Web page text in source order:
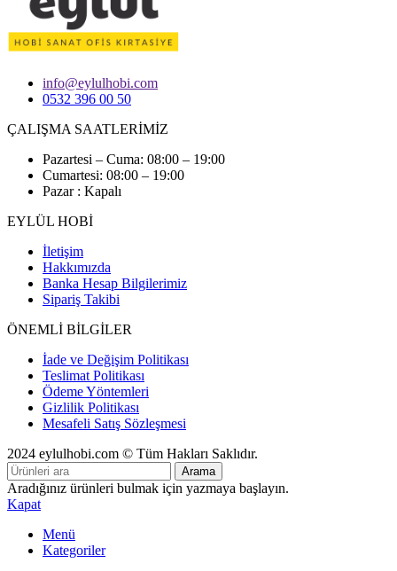
info@eylulhobi.com
0532 396 00 50
ÇALIŞMA SAATLERİMİZ
Pazartesi – Cuma: 08:00 – 19:00
Cumartesi: 08:00 – 19:00
Pazar : Kapalı
EYLÜL HOBİ
İletişim
Hakkımızda
Banka Hesap Bilgilerimiz
Sipariş Takibi
ÖNEMLİ BİLGİLER
İade ve Değişim Politikası
Teslimat Politikası
Ödeme Yöntemleri
Gizlilik Politikası
Mesafeli Satış Sözleşmesi
2024 eylulhobi.com © Tüm Hakları Saklıdır.
Arama
Aradığınız ürünleri bulmak için yazmaya başlayın.
Kapat
Menü
Kategoriler